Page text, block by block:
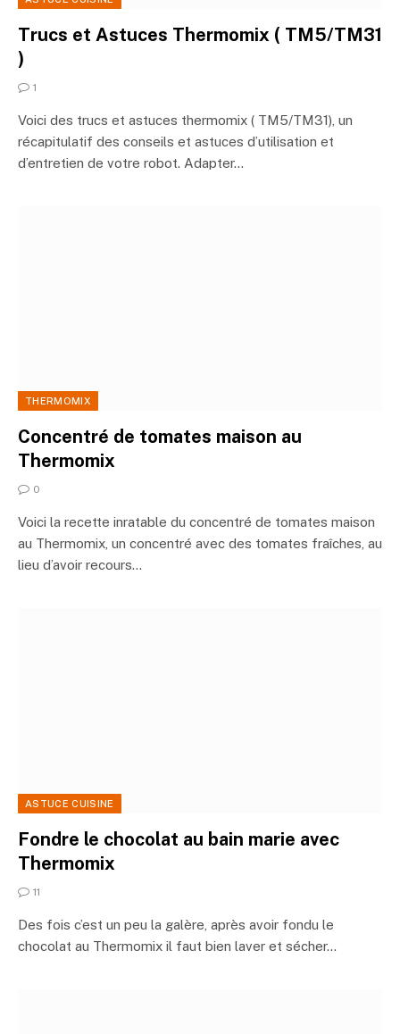
Trucs et Astuces Thermomix ( TM5/TM31
)
1
Voici des trucs et astuces thermomix ( TM5/TM31), un
récapitulatif des conseils et astuces d’utilisation et
d’entretien de votre robot. Adapter…
THERMOMIX
Concentré de tomates maison au
Thermomix
0
Voici la recette inratable du concentré de tomates maison
au Thermomix, un concentré avec des tomates fraîches, au
lieu d’avoir recours…
ASTUCE CUISINE
Fondre le chocolat au bain marie avec
Thermomix
11
Des fois c’est un peu la galère, après avoir fondu le
chocolat au Thermomix il faut bien laver et sécher…